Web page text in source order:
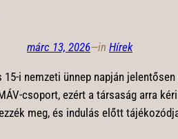
márc 13, 2026—in Hírek
15-i nemzeti ünnep napján
csoport, ezért a társaság arra
meg, és indulás előtt